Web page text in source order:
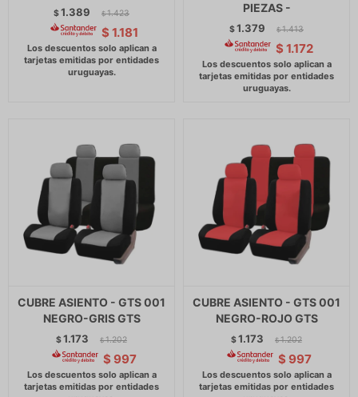
$1.389 $ 1.423
$ 1.181
PIEZAS -
$1.379 $ 1.413
$ 1.172
CUBRE ASIENTO - GTS 001
NEGRO-GRIS GTS
$1.173 $ 1.202
$ 997
CUBRE ASIENTO - GTS 001
NEGRO-ROJO GTS
$1.173 $ 1.202
$ 997